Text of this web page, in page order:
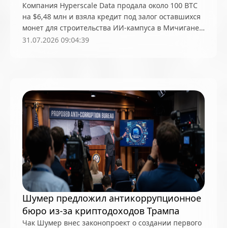
USD Coin (USDC)
VanEck
Visa
Web3-смартфоны
Web3Net
western union
zkevm
ZKP Австралия
авторские права
Адам Бэк
Азартные игры Азия
Аирдропы
акции
Альткоины
Анализ рынка
Аппаратные кошельки
Аргентина
Артур Хэйес
аудит
Банк Англии
Банки и финтех
банкротство
Беларусь
белые хакеры
Бермудские острова
бизнес
Биткоин
биткоин-резерв
Ближний Восток
Компания Hyperscale Data продала около 100 BTC
на $6,48 млн и взяла кредит под залог оставшихся
монет для строительства ИИ-кампуса в Мичигане,
при этом глава фирмы подтвердил долгосрочную
31.07.2026 09:04:39
Шумер предложил антикоррупционное
бюро из-за криптодоходов Трампа
Чак Шумер внес законопроект о создании первого